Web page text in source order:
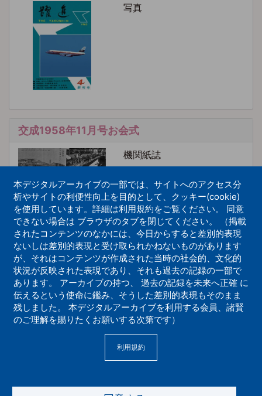
写真
交成1958年11月号お会式
機関紙誌
交成1955年11月号お会式
機関紙誌
本デジタルアーカイブの一部では、サイトへのアクセス分
析やサイトの利便性向上を目的として、クッキー(cookie)
を使用しています。詳細は利用規約をご覧ください。 同意
できない場合は ブラウザのタブを閉じてください。 （掲載
されたコンテンツのなかには、今日からすると差別的表現
ないしは差別的表現と受け取られかねないものがあります
が、それはコンテンツが作成された当時の社会的、文化的
状況が反映された表現であり、それも過去の記録の一部で
あります。 アーカイブの持つ、 過去の記録を未来へ正確 に
伝えるという使命に鑑み、そうした差別的表現もそのまま
残しました。 本デジタルアーカイブを利用する会員、諸賢
のご理解を賜りたくお願いする次第です）
利用規約